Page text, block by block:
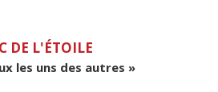
DE L'ÉTOILE
les uns des autres »